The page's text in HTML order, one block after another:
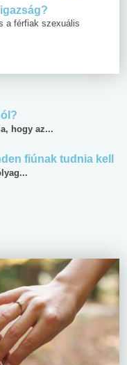
a férfiak szexuális
hogy az...
fiúnak tudnia kell